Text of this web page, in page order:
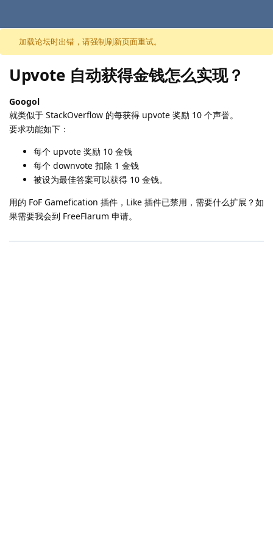
跳至内容
加载论坛时出错，请强制刷新页面重试。
Upvote 自动获得金钱怎么实现？
Googol
就类似于 StackOverflow 的每获得 upvote 奖励 10 个声誉。
要求功能如下：
每个 upvote 奖励 10 金钱
每个 downvote 扣除 1 金钱
被设为最佳答案可以获得 10 金钱。
用的 FoF Gamefication 插件，Like 插件已禁用，需要什么扩展？如
果需要我会到 FreeFlarum 申请。